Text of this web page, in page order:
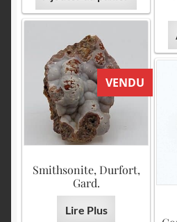
VENDU
Smithsonite, Durfort,
Gard.
Lire Plus